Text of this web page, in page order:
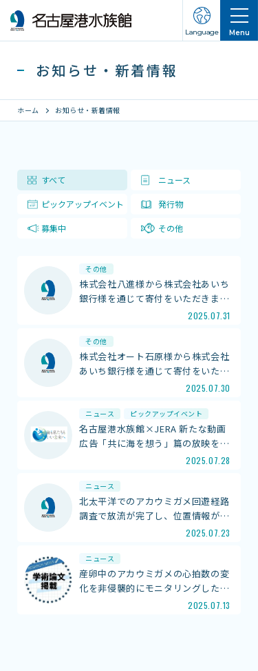
Menu
Language
水族館の周辺施設
営業・イベントスケジュール
入館チケット
交通アクセス
名古屋港水族館ってこんなところ
研究・教育
ショップ・レストラン
よくある質問
お知らせ・新着情報
ホーム お知らせ・新着情報
すべて ニュース
ピックアップイベント 発行物
募集中 その他
2025.07.31
その他
株式会社八進様から株式会社あいち
銀行様を通じて寄付をいただきま …
2025.07.30
その他
株式会社オート石原様から株式会社
あいち銀行様を通じて寄付をいた…
2025.07.28
ニュース ピックアップイベント
名古屋港水族館×JERA 新たな動画
広告「共に海を想う」篇の放映を…
2025.07.23
ニュース
北太平洋でのアカウミガメ回遊経路
調査で放流が完了し、位置情報が…
2025.07.13
ニュース
産卵中のアカウミガメの心拍数の変
化を非侵襲的にモニタリングした…